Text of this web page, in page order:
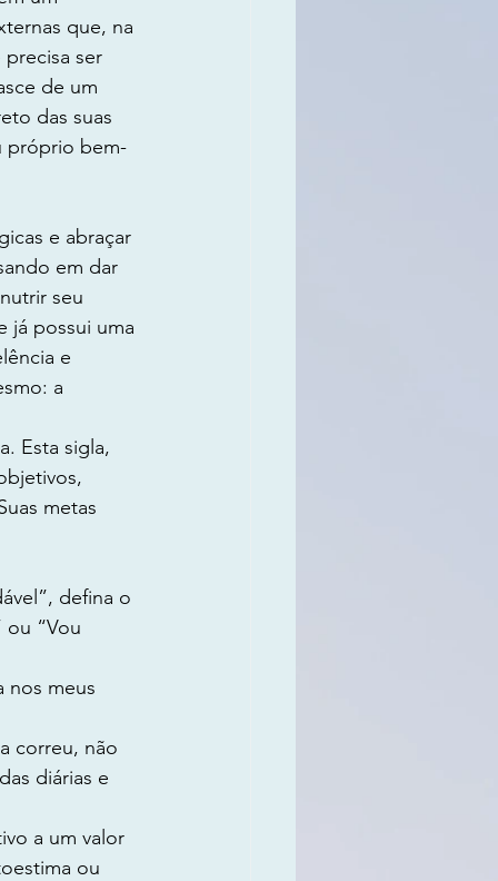
que, na
ser
de um
das suas
próprio bem-
e abraçar
em dar
seu
já possui uma
e
a
Esta sigla,
metas
defina o
ou “Vou
nos meus
correu, não
diárias e
a um valor
ou